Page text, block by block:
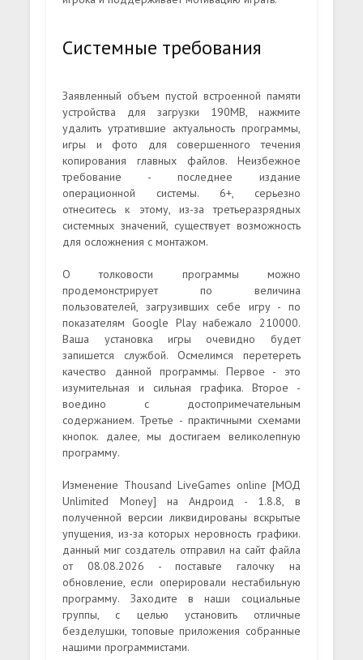
Системные требования
Заявленный объем пустой встроенной памяти
устройства для загрузки 190MB, нажмите
удалить утратившие актуальность программы,
игры и фото для совершенного течения
копирования главных файлов. Неизбежное
требование - последнее издание
операционной системы. 6+, серьезно
отнеситесь к этому, из-за третьеразрядных
системных значений, существует возможность
для осложнения с монтажом.
О толковости программы можно
продемонстрирует по величина
пользователей, загрузивших себе игру - по
показателям Google Play набежало 210000.
Ваша установка игры очевидно будет
запишется службой. Осмелимся перетереть
качество данной программы. Первое - это
изумительная и сильная графика. Второе -
воедино с достопримечательным
содержанием. Третье - практичными схемами
кнопок. далее, мы достигаем великолепную
программу.
Изменение Thousand LiveGames online [МОД
Unlimited Money] на Андроид - 1.8.8, в
полученной версии ликвидированы вскрытые
упущения, из-за которых неровность графики.
данный миг создатель отправил на сайт файла
от 08.08.2026 - поставьте галочку на
обновление, если оперировали нестабильную
программу. Заходите в наши социальные
группы, с целью установить отличные
безделушки, топовые приложения собранные
нашими программистами.